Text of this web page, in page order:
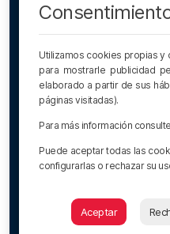
Utilizamos cookies propias y
para mostrarle publicidad
elaborado a partir de sus
páginas visitadas).
Para más información
Puede aceptar todas las
configurarlas o rechazar su
Aceptar